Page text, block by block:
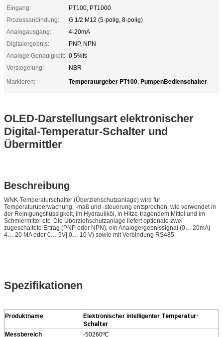
Eingang:
PT100, PT1000
Prozessanbindung:
G 1/2 M12 (5-polig, 8-polig)
Analogausgang:
4-20mA
Digitalergebnis:
PNP, NPN
Analoge Genauigkeit: 0,5%fs
Versiegelung:
NBR
Markieren:
Temperaturgeber PT100, PumpenBedienschalter
OLED-Darstellungsart elektronischer
Digital-Temperatur-Schalter und
Übermittler
Beschreibung
WNK-Temperaturschalter (Überziehschutzanlage) wird für
Temperaturüberwachung, -maß und -steuerung entsprochen, wie verwendet in
der Reinigungsflüssigkeit, im Hydrauliköl, in Hitze-tragendem Mittel und im
Schmiermittel etc. Die Überziehschutzanlage liefert optionale zwei
zugeschaltete Ertrag (PNP oder NPN), ein Analogergebnissignal (0… 20mA|
4… 20 MA oder 0… 5V| 0… 10 V) sowie mit Verbindung RS485.
Spezifikationen
Produktname Elektronischer intelligenter Temperatur-
Schalter
Messbereich
-50260ºC